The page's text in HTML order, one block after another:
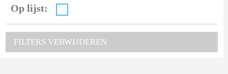
Op lijst:
FILTERS VERWIJDEREN